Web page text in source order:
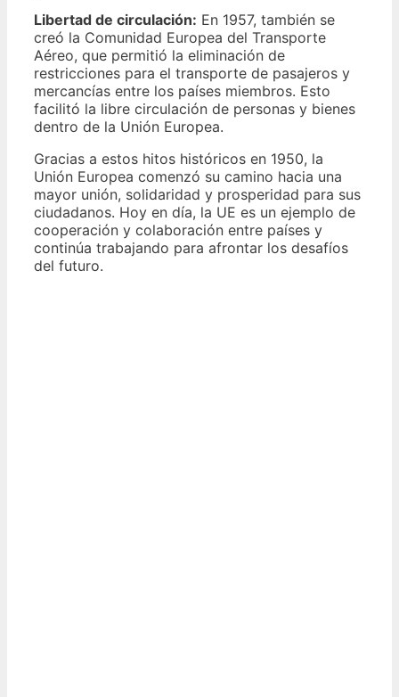
Libertad de circulación: En 1957, también se
creó la Comunidad Europea del Transporte
Aéreo, que permitió la eliminación de
restricciones para el transporte de pasajeros y
mercancías entre los países miembros. Esto
facilitó la libre circulación de personas y bienes
dentro de la Unión Europea.
Gracias a estos hitos históricos en 1950, la
Unión Europea comenzó su camino hacia una
mayor unión, solidaridad y prosperidad para sus
ciudadanos. Hoy en día, la UE es un ejemplo de
cooperación y colaboración entre países y
continúa trabajando para afrontar los desafíos
del futuro.